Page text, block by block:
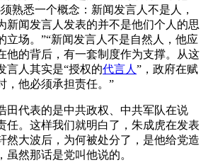
熟悉一个概念：新闻发言人不是人，
新闻发言人发表的并不是他们个人的思
立场。”“新闻发言人不是自然人，他应
他的背后，有一套制度作为支撑。从这
言人其实是“授权的代言人 ”，政府在赋
，他必须承担责任。”
田代表的是中共政权、中共军队在说
任。这样我们就明白了，朱成虎在发表
然大波后，为何被处分了，是他给党造
虽然那话是党叫他说的。